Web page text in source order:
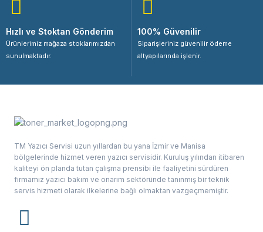
Hızlı ve Stoktan Gönderim
Ürünlerimiz mağaza stoklarımızdan
sunulmaktadır.
100% Güvenilir
Siparişleriniz güvenilir ödeme
altyapılarında işlenir.
TM Yazıcı Servisi uzun yıllardan bu yana İzmir ve Manisa
bölgelerinde hizmet veren yazıcı servisidir. Kuruluş yılından itibaren
kaliteyi ön planda tutan çalışma prensibi ile faaliyetini sürdüren
firmamız yazıcı bakım ve onarım sektöründe tanınmış bir teknik
servis hizmeti olarak ilkelerine bağlı olmaktan vazgeçmemiştir.